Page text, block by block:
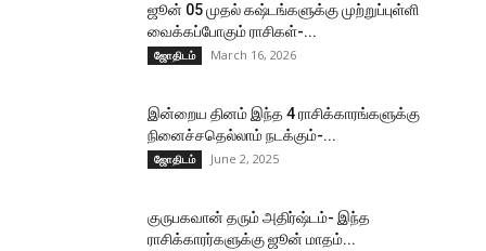
ஜூன் 05 முதல் கஷ்டங்களுக்கு முற்றுப்புள்ளி
வைக்கப்போகும் ராசிகள்-...
ஜோதிடம் March 16, 2026
இன்றைய தினம் இந்த 4 ராசிக்காரங்களுக்கு
நினைச்சதெல்லாம் நடக்கும்-...
ஜோதிடம் June 2, 2025
குருபகவான் தரும் அதிர்ஷ்டம்- இந்த
ராசிக்காரர்களுக்கு ஜூன் மாதம்...